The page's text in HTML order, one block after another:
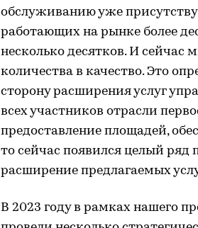
обслуживанию уже
работающих на рынке более
несколько десятков. И сейчас
количества в качество. Это
сторону расширения услуг
всех участников отрасли
предоставление площадей,
то сейчас появился целый
расширение предлагаемых
В 2023 году в рамках нашего